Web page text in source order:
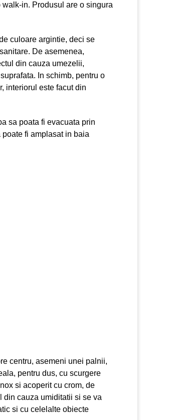
in. Produsul are o singura
culoare argintie, deci se
De asemenea,
din cauza umezelii,
In schimb, pentru o
interiorul este facut din
sa poata fi evacuata prin
fi amplasat in baia
centru, asemeni unei palnii,
pentru dus, cu scurgere
si acoperit cu crom, de
din cauza umiditatii si se va
si cu celelalte obiecte